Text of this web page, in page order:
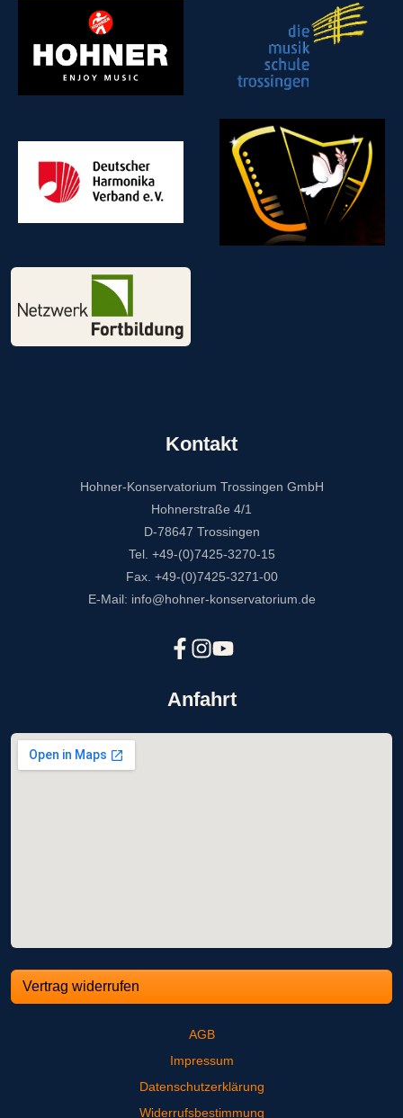
Kontakt
Hohner-Konservatorium Trossingen GmbH
Hohnerstraße 4/1
D-78647 Trossingen
Tel. +49-(0)7425-3270-15
Fax. +49-(0)7425-3271-00
E-Mail: info@hohner-konservatorium.de
Anfahrt
Vertrag widerrufen
AGB
Impressum
Datenschutzerklärung
Widerrufsbestimmung